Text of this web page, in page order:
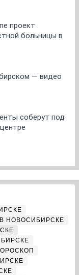
проект
больницы в
— видео
соберут под
НОВОСИБИРСКЕ